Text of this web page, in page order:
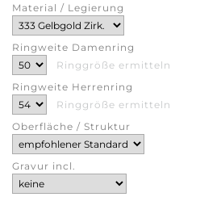
Material / Legierung
Ringweite Damenring
Ringgröße ermitteln
Ringweite Herrenring
Ringgröße ermitteln
Oberfläche / Struktur
Gravur incl.